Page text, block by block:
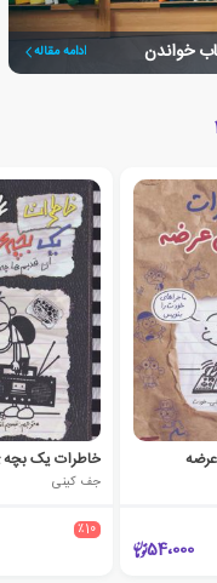
خواندن ادامه مقاله
54،000
خاطرات یک بچه
جف کینی
٪10